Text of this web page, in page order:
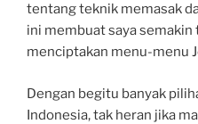
tentang teknik memasak
ini membuat saya
menciptakan menu-menu
Dengan begitu banyak
Indonesia, tak heran jika